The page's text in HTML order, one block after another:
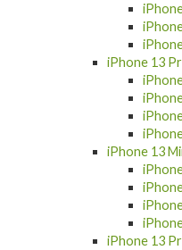
iPhone 13
iPhone 13
iPhone 13